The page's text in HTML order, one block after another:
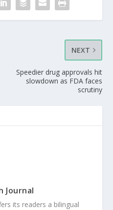
NEXT
Speedier drug approvals hit
slowdown as FDA faces
scrutiny
Journal
its readers a bilingual